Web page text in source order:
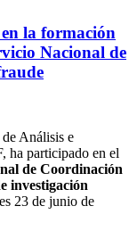
la formación
Nacional de
Análisis e
ha participado en el
de Coordinación
investigación
23 de junio de